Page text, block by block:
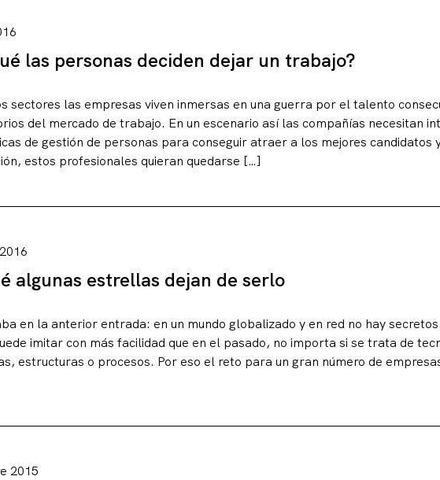
las personas deciden dejar un trabajo?
sectores las empresas viven inmersas en una guerra por el talento
del mercado de trabajo. En un escenario así las compañías necesitan
de gestión de personas para conseguir atraer a los mejores candidatos
estos profesionales quieran quedarse […]
algunas estrellas dejan de serlo
en la anterior entrada: en un mundo globalizado y en red no hay
imitar con más facilidad que en el pasado, no importa si se trata de
estructuras o procesos. Por eso el reto para un gran número de
2015